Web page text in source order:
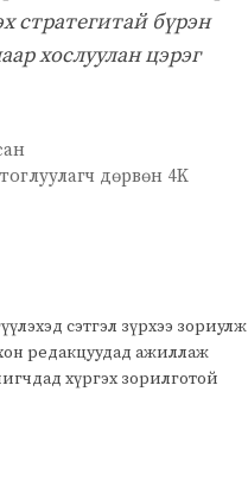
стратегитай бүрэн
хослуулан цэрэг
дөрвөн 4K
сэтгэл зүрхээ зориулж
редакцуудад ажиллаж
хүргэх зорилготой